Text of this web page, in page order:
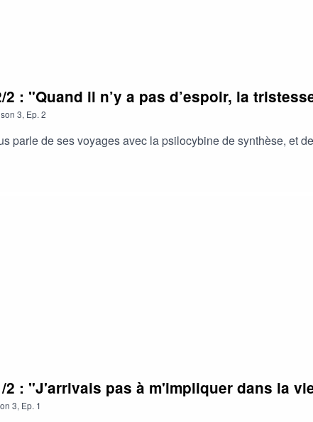
: "Quand il n’y a pas d’espoir, la
3, Ep. 2
parle de ses voyages avec la psilocybine de synthèse, et
: "J'arrivais pas à m'impliquer dans la
3, Ep. 1